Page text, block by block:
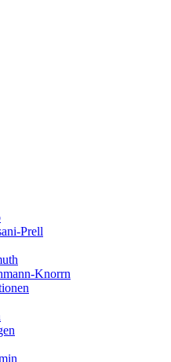
Prell
Knorrn